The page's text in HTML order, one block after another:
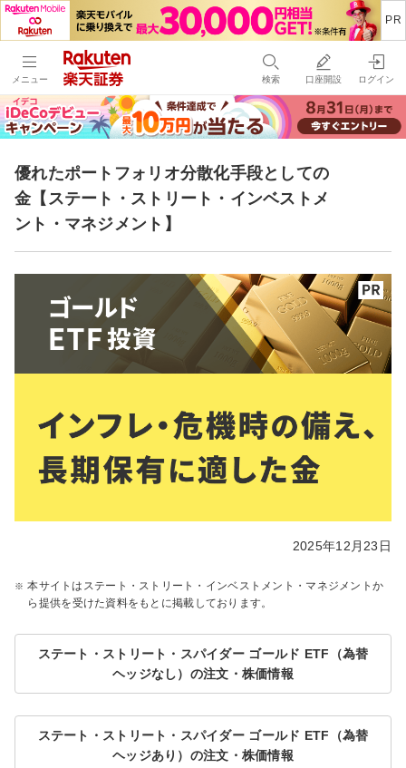
メニュー 検索 口座開設 ログイン
優れたポートフォリオ分散化手段としての
金【ステート・ストリート・インベストメ
ント・マネジメント】
2025年12月23日
本サイトはステート・ストリート・インベストメント・マネジメントか
ら提供を受けた資料をもとに掲載しております。
ステート・ストリート・スパイダー ゴールド ETF（為替
ヘッジなし）の注文・株価情報
ステート・ストリート・スパイダー ゴールド ETF（為替
ヘッジあり）の注文・株価情報